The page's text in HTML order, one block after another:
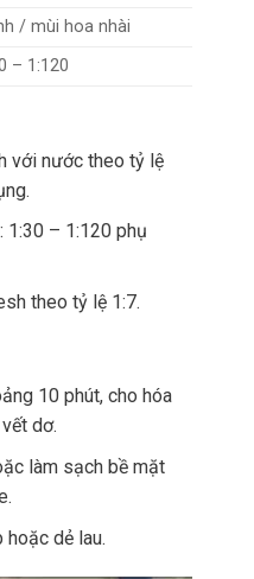
/ mùi hoa nhài
– 1:120
với nước theo tỷ lệ
1:30 – 1:120 phụ
theo tỷ lệ 1:7.
10 phút, cho hóa
dơ.
làm sạch bề mặt
dẻ lau.